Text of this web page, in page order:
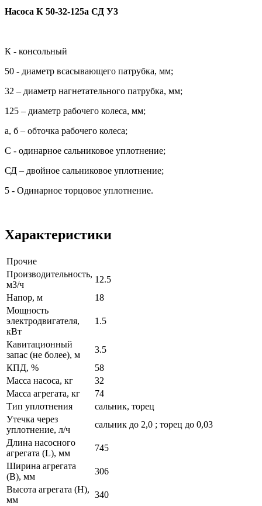
Насоса К 50-32-125а СД У3
К - консольный
50 - диаметр всасывающего патрубка, мм;
32 – диаметр нагнетательного патрубка, мм;
125 – диаметр рабочего колеса, мм;
а, б – обточка рабочего колеса;
С - одинарное сальниковое уплотнение;
СД – двойное сальниковое уплотнение;
5 - Одинарное торцовое уплотнение.
Характеристики
Прочие
Производительность,
м3/ч
12.5
Напор, м
18
Мощность
электродвигателя,
кВт
1.5
Кавитационный
запас (не более), м
3.5
КПД, %
58
Масса насоса, кг
32
Масса агрегата, кг
74
Тип уплотнения
сальник, торец
Утечка через
уплотнение, л/ч
сальник до 2,0 ; торец до 0,03
Длина насосного
агрегата (L), мм
745
Ширина агрегата
(B), мм
306
Высота агрегата (H),
мм
340